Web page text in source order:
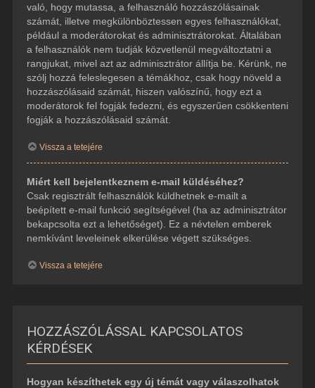
való, hogy mutassa, a felhasználó hozzászólásainak
számát, illetve megkülönböztessen egyes felhasználókat,
például a moderátorokat és adminisztrátorokat. Általában
a felhasználók nem tudják közvetlenül megváltoztatni a
rangjukat, mivel azt az adminisztrátor állítja be. Kérünk, ne
szólj hozzá feleslegesen a témákhoz, csak hogy növeld a
hozzászólásaid számát, hiszen valószínű, hogy ezt a
moderátorok fel fogják fedezni, és egyszerűen csökkenteni
fogják a hozzászólásaid számát.
Vissza a tetejére
Miért kell bejelentkeznem e-mail küldéséhez?
Csak regisztrált felhasználók küldhetnek e-mailt a
beépített e-mail funkció segítségével (ha az adminisztrátor
bekapcsolta ezt a lehetőséget). Ez a névtelen emberek
nemkívánt leveleinek elkerülése végett szükséges.
Vissza a tetejére
HOZZÁSZÓLÁSSAL KAPCSOLATOS
KÉRDÉSEK
Hogyan készíthetek egy új témát vagy válaszolhatok